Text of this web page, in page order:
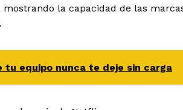
la capacidad de las
tu equipo nunca te deje sin carga